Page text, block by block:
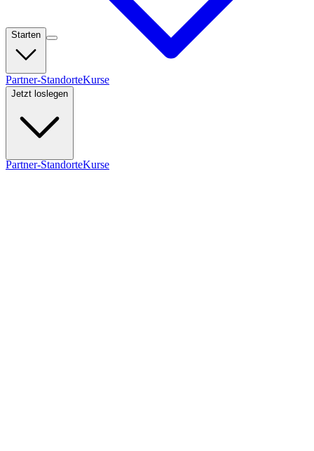
Starten
Partner-StandorteKurse
Jetzt loslegen
Partner-StandorteKurse